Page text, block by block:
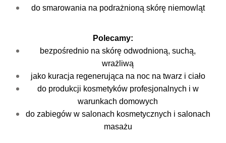
do smarowania na podrażnioną skórę niemowląt
Polecamy:
bezpośrednio na skórę odwodnioną, suchą,
wrażliwą
jako kuracja regenerująca na noc na twarz i ciało
do produkcji kosmetyków profesjonalnych i w
warunkach domowych
do zabiegów w salonach kosmetycznych i salonach
masażu